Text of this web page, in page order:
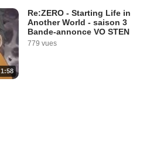
1:58
Re:ZERO - Starting Life in
Another World - saison 3
Bande-annonce VO STEN
779 vues